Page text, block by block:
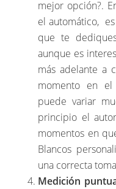
mejor opción?.
el automático,
que te
aunque es
más adelante a
momento en
puede variar
principio el
momentos en
Blancos
una correcta
Medición